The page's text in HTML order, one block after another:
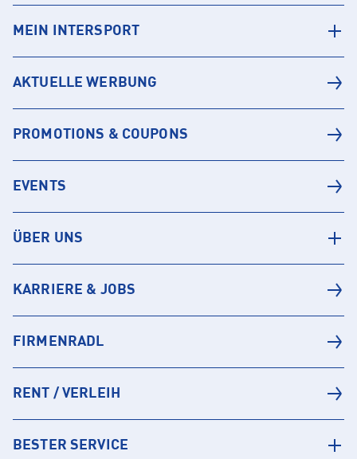
MEIN INTERSPORT
AKTUELLE WERBUNG
PROMOTIONS & COUPONS
EVENTS
ÜBER UNS
KARRIERE & JOBS
FIRMENRADL
RENT / VERLEIH
BESTER SERVICE